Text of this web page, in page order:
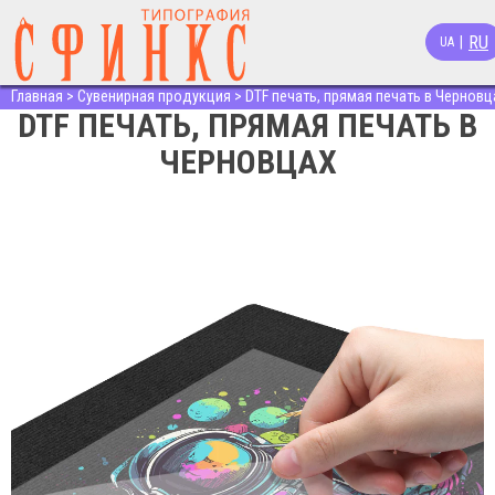
UA RU
Главная > Сувенирная продукция > DTF печать, прямая печать в
DTF ПЕЧАТЬ, ПРЯМАЯ ПЕЧАТЬ В
ЧЕРНОВЦАХ